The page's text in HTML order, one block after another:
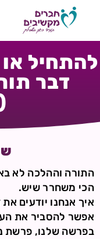
להתחיל
דבר
התורה וההלכה לא
הכי משחרר שיש.
איך אנחנו יודעים
אפשר להסביר את
בפרשה שלנו, פרשת